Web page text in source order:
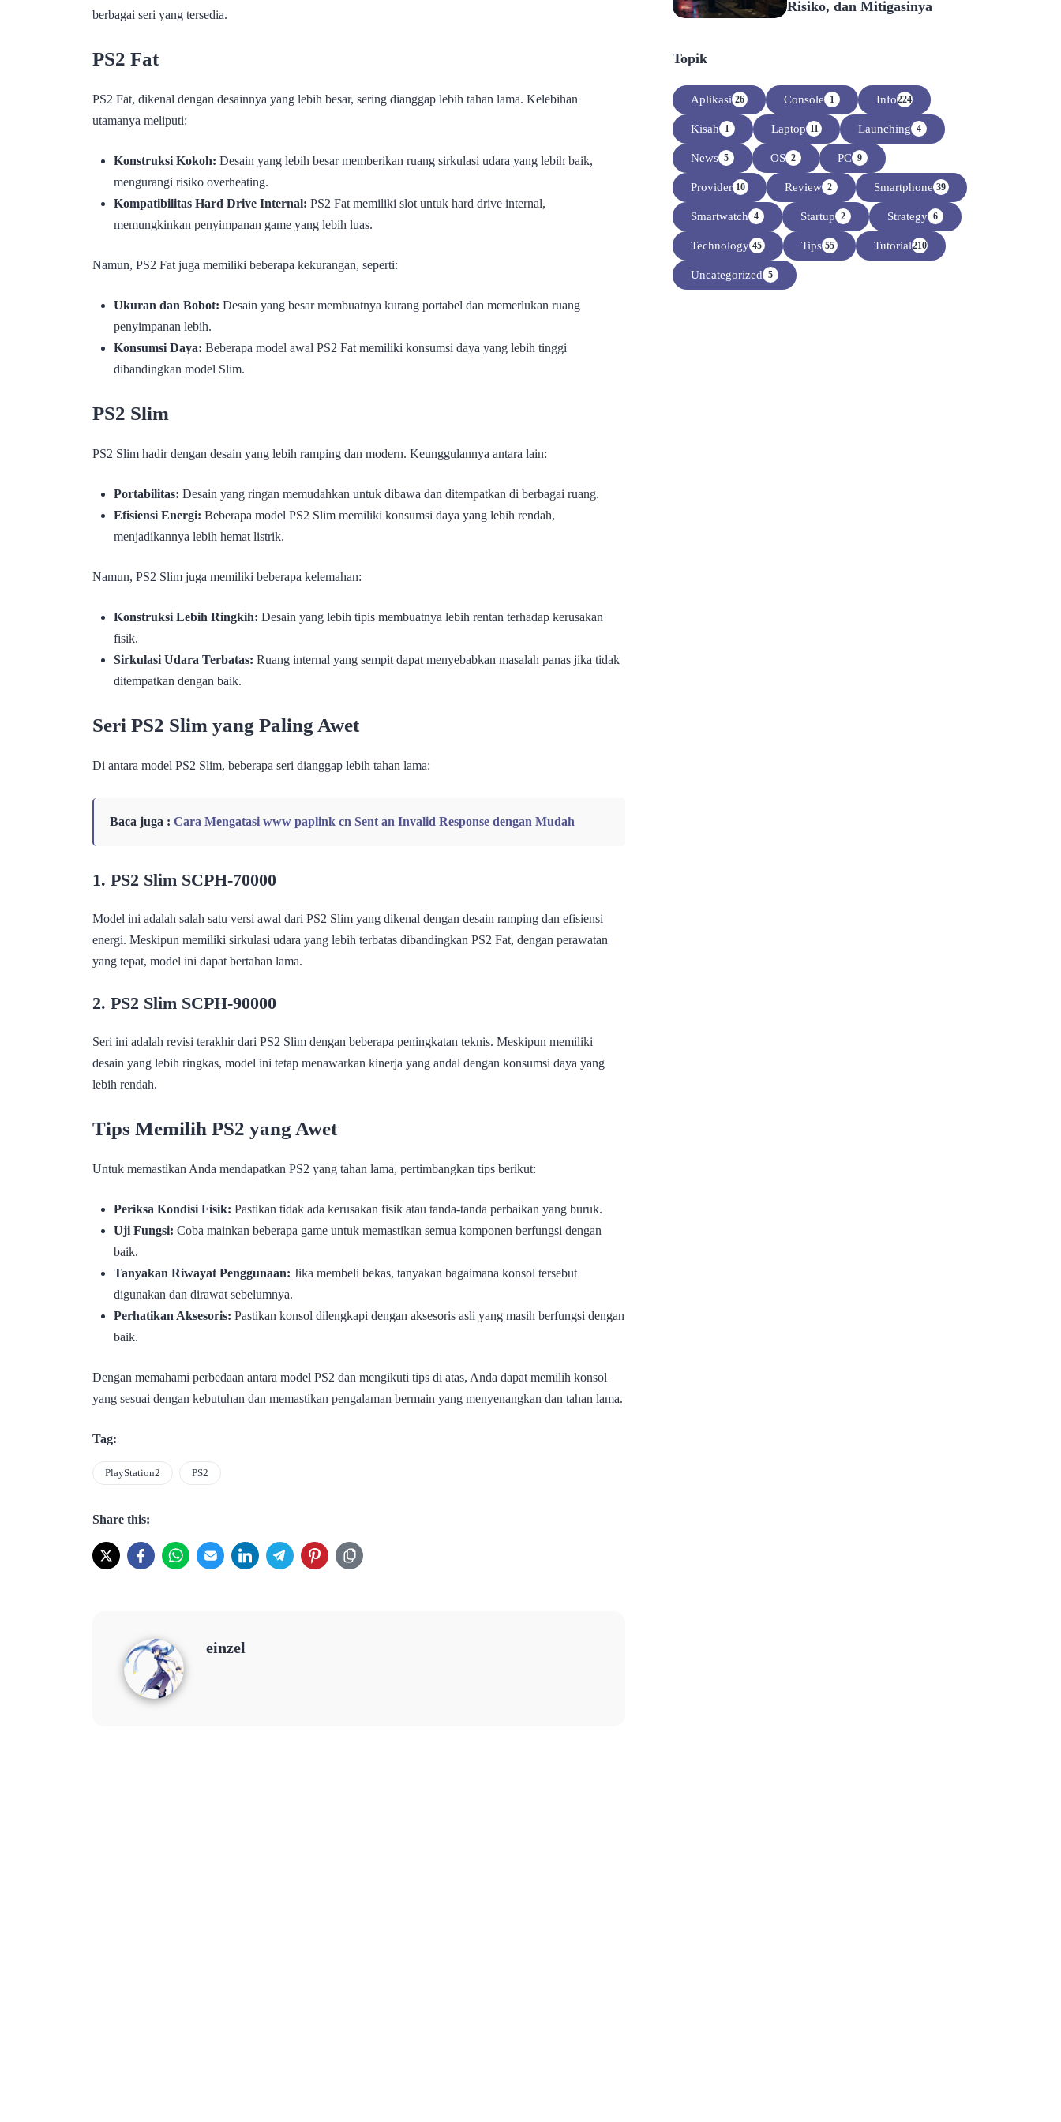
berbagai seri yang tersedia.
PS2 Fat
PS2 Fat, dikenal dengan desainnya yang lebih besar, sering dianggap lebih tahan lama. Kelebihan
utamanya meliputi:
Konstruksi Kokoh: Desain yang lebih besar memberikan ruang sirkulasi udara yang lebih baik,
mengurangi risiko overheating.
Kompatibilitas Hard Drive Internal: PS2 Fat memiliki slot untuk hard drive internal,
memungkinkan penyimpanan game yang lebih luas.
Namun, PS2 Fat juga memiliki beberapa kekurangan, seperti:
Ukuran dan Bobot: Desain yang besar membuatnya kurang portabel dan memerlukan ruang
penyimpanan lebih.
Konsumsi Daya: Beberapa model awal PS2 Fat memiliki konsumsi daya yang lebih tinggi
dibandingkan model Slim.
PS2 Slim
PS2 Slim hadir dengan desain yang lebih ramping dan modern. Keunggulannya antara lain:
Portabilitas: Desain yang ringan memudahkan untuk dibawa dan ditempatkan di berbagai ruang.
Efisiensi Energi: Beberapa model PS2 Slim memiliki konsumsi daya yang lebih rendah,
menjadikannya lebih hemat listrik.
Namun, PS2 Slim juga memiliki beberapa kelemahan:
Konstruksi Lebih Ringkih: Desain yang lebih tipis membuatnya lebih rentan terhadap kerusakan
fisik.
Sirkulasi Udara Terbatas: Ruang internal yang sempit dapat menyebabkan masalah panas jika tidak
ditempatkan dengan baik.
Seri PS2 Slim yang Paling Awet
Di antara model PS2 Slim, beberapa seri dianggap lebih tahan lama:
Baca juga : Cara Mengatasi www paplink cn Sent an Invalid Response dengan Mudah
1. PS2 Slim SCPH-70000
Model ini adalah salah satu versi awal dari PS2 Slim yang dikenal dengan desain ramping dan efisiensi
energi. Meskipun memiliki sirkulasi udara yang lebih terbatas dibandingkan PS2 Fat, dengan perawatan
yang tepat, model ini dapat bertahan lama.
2. PS2 Slim SCPH-90000
Seri ini adalah revisi terakhir dari PS2 Slim dengan beberapa peningkatan teknis. Meskipun memiliki
desain yang lebih ringkas, model ini tetap menawarkan kinerja yang andal dengan konsumsi daya yang
lebih rendah.
Tips Memilih PS2 yang Awet
Untuk memastikan Anda mendapatkan PS2 yang tahan lama, pertimbangkan tips berikut:
Periksa Kondisi Fisik: Pastikan tidak ada kerusakan fisik atau tanda-tanda perbaikan yang buruk.
Uji Fungsi: Coba mainkan beberapa game untuk memastikan semua komponen berfungsi dengan
baik.
Tanyakan Riwayat Penggunaan: Jika membeli bekas, tanyakan bagaimana konsol tersebut
digunakan dan dirawat sebelumnya.
Perhatikan Aksesoris: Pastikan konsol dilengkapi dengan aksesoris asli yang masih berfungsi dengan
baik.
Dengan memahami perbedaan antara model PS2 dan mengikuti tips di atas, Anda dapat memilih konsol
yang sesuai dengan kebutuhan dan memastikan pengalaman bermain yang menyenangkan dan tahan lama.
Tag:
PlayStation2 PS2
Share this:
einzel
Risiko, dan Mitigasinya
Topik
Aplikasi 26 Console 1 Info224
Kisah 1 Laptop 11 Launching 4
News 5 OS 2 PC 9
Provider 10 Review 2 Smartphone 39
Smartwatch 4 Startup 2 Strategy 6
Technology 45 Tips 55 Tutorial210
Uncategorized 5